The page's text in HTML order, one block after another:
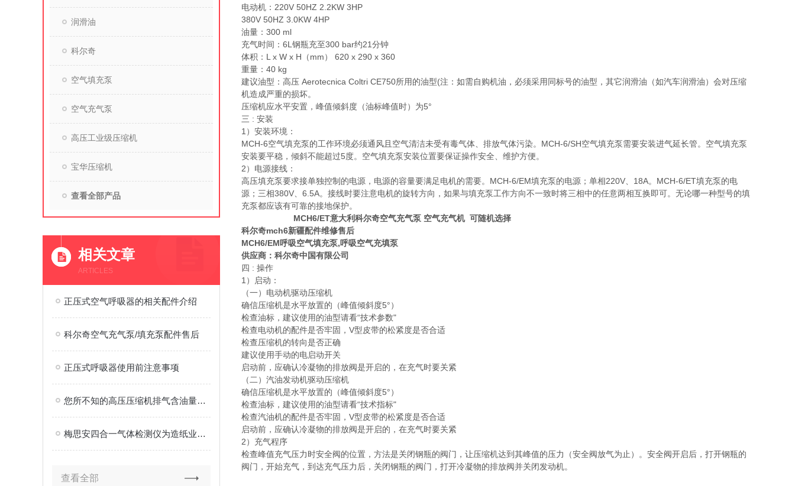
润滑油
科尔奇
空气填充泵
空气充气泵
高压工业级压缩机
宝华压缩机
查看全部产品
相关文章
ARTICLES
正压式空气呼吸器的相关配件介绍
科尔奇空气充气泵/填充泵配件售后
正压式呼吸器使用前注意事项
您所不知的高压压缩机排气含油量超标的原因
梅思安四合一气体检测仪为造纸业的安全保驾护航
查看全部
电动机：220V 50HZ 2.2KW 3HP
380V 50HZ 3.0KW 4HP
油量：300 ml
充气时间：6L钢瓶充至300 bar约21分钟
体积：L x W x H（mm） 620 x 290 x 360
重量：40 kg
建议油型：高压 Aerotecnica Coltri CE750所用的油型(注：如需自购机油，必须采用同标号的油型，其它润滑油（如汽车润滑油）会对压缩
机造成严重的损坏。
压缩机应水平安置，峰值倾斜度（油标峰值时）为5°
三 : 安装
1）安装环境：
MCH-6空气填充泵的工作环境必须通风且空气清洁未受有毒气体、排放气体污染。MCH-6/SH空气填充泵需要安装进气延长管。空气填充泵
安装要平稳，倾斜不能超过5度。空气填充泵安装位置要保证操作安全、维护方便。
2）电源接线：
高压填充泵要求接单独控制的电源，电源的容量要满足电机的需要。MCH-6/EM填充泵的电源；单相220V、18A。MCH-6/ET填充泵的电
源；三相380V、6.5A。接线时要注意电机的旋转方向，如果与填充泵工作方向不一致时将三相中的任意两相互换即可。无论哪一种型号的填
充泵都应该有可靠的接地保护。
MCH6/ET意大利科尔奇空气充气泵 空气充气机 可随机选择
科尔奇mch6新疆配件维修售后
MCH6/EM呼吸空气填充泵,呼吸空气充填泵
供应商：科尔奇中国有限公司
四 : 操作
1）启动：
（一）电动机驱动压缩机
确信压缩机是水平放置的（峰值倾斜度5°）
检查油标，建议使用的油型请看“技术参数"
检查电动机的配件是否牢固，V型皮带的松紧度是否合适
检查压缩机的转向是否正确
建议使用手动的电启动开关
启动前，应确认冷凝物的排放阀是开启的，在充气时要关紧
（二）汽油发动机驱动压缩机
确信压缩机是水平放置的（峰值倾斜度5°）
检查油标，建议使用的油型请看“技术指标"
检查汽油机的配件是否牢固，V型皮带的松紧度是否合适
启动前，应确认冷凝物的排放阀是开启的，在充气时要关紧
2）充气程序
检查峰值充气压力时安全阀的位置，方法是关闭钢瓶的阀门，让压缩机达到其峰值的压力（安全阀放气为止）。安全阀开启后，打开钢瓶的
阀门，开始充气，到达充气压力后，关闭钢瓶的阀门，打开冷凝物的排放阀并关闭发动机。